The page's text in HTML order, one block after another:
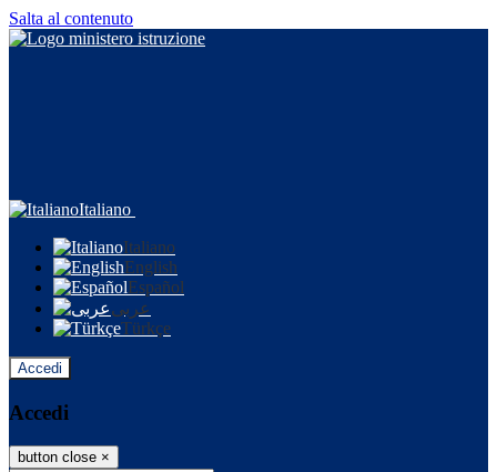
Salta al contenuto
Italiano
Italiano
English
Español
عربى
Türkçe
Accedi
Accedi
button close ×